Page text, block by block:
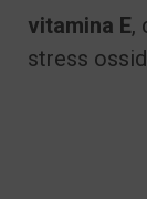
vitamina E,
stress